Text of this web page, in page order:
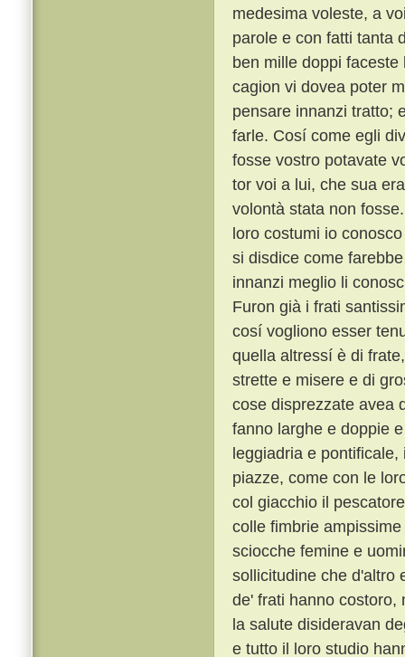
medesima voleste, a
parole e con fatti tanta
ben mille doppi
cagion vi dovea poter
pensare innanzi tratto;
farle. Cosí come egli
fosse vostro potavate
tor voi a lui, che sua
volontà stata non
loro costumi io
si disdice come
innanzi meglio li
Furon già i frati
cosí vogliono esser
quella altressí è di
strette e misere e di
cose disprezzate avea
fanno larghe e doppie
leggiadria e
piazze, come con le
col giacchio il
colle fimbrie
sciocche femine e
sollicitudine che d'altro
de' frati hanno
la salute disideravan
e tutto il loro studio